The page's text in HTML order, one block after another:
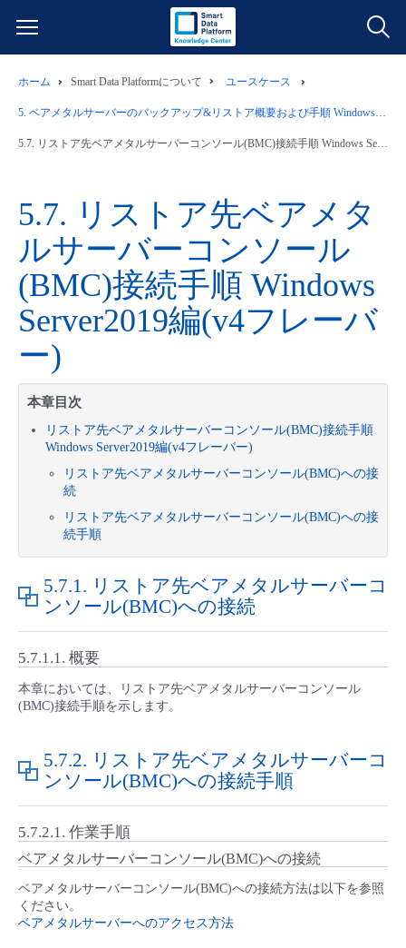
データ利活用
ネットワーク
IoT
サポート
管理機能
すべてのメニューを見る
よくある質問
クラウド/サーバー
ネットワーク
モニタリング/監査
サポート
管理機能
すべてのメニューを見る
料金シミュレーター
データ利活用
ネットワーク
IoT
モニタリング/監査
サポート
すべてのメニューを見る
ご利用開始ガイド
■ 管理機能
- 管理機能
- 新規お申し込み方法
- 初期設定・確認
- 登録情報の管理
- APIリファレンス
- クラウド / サーバー
- Flexible InterConnect
- Flexible Remote Access
ユースケース
- バックアップ
- セキュリティ・監査
- データと分析
- リモートワーク
- ITインフラストラクチャー
- その他
故障/メンテナンス情報
サービス稼働状況
故障/メンテナンス履歴
メンテナンス予定
定期メンテナンス
パートナー
販売パートナー向けプログラム
協業パートナー
トレーニング/操作動画
ホーム Smart Data Platformについて ユースケース
5. ベアメタルサーバーのバックアップ&リストア概要および手順 Windows Server2019編(v4フレーバー)
5.7. リストア先ベアメタルサーバーコンソール(BMC)接続手順 Windows Server2019編(v4フレーバー)
5.7. リストア先ベアメタ
ルサーバーコンソール
(BMC)接続手順 Windows
Server2019編(v4フレーバ
ー)
本章目次
リストア先ベアメタルサーバーコンソール(BMC)接続手順
Windows Server2019編(v4フレーバー)
リストア先ベアメタルサーバーコンソール(BMC)への接
続
リストア先ベアメタルサーバーコンソール(BMC)への接
続手順
5.7.1. リストア先ベアメタルサーバーコ
ンソール(BMC)への接続
5.7.1.1. 概要
本章においては、リストア先ベアメタルサーバーコンソール
(BMC)接続手順を示します。
5.7.2. リストア先ベアメタルサーバーコ
ンソール(BMC)への接続手順
5.7.2.1. 作業手順
ベアメタルサーバーコンソール(BMC)への接続
ベアメタルサーバーコンソール(BMC)への接続方法は以下を参照
ください。
ベアメタルサーバーへのアクセス方法